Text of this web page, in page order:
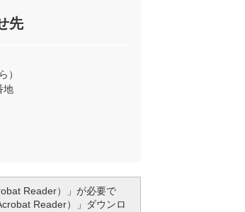
先
）
地
Reader）」が必要で
Reader）」ダウンロ